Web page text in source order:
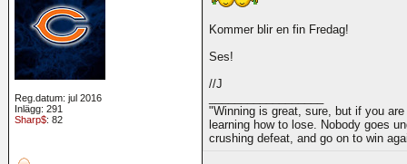
Reg.datum: jul 2016
Inlägg: 291
Sharp$: 82
Kommer blir en fin Fredag!
Ses!
//J
"Winning is great, sure, but if you
learning how to lose. Nobody goes
crushing defeat, and go on to win